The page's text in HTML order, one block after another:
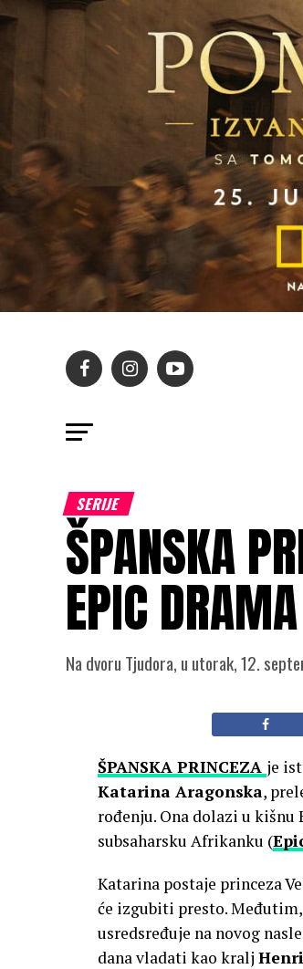
SERIJE
ŠPANSKA
EPIC DRAMA
Na dvoru Tjudora, u utorak, 12.
ŠPANSKA PRINCEZA je
Katarina Aragonska,
rođenju. Ona dolazi u
subsaharsku Afrikanku (
Katarina postaje princeza
će izgubiti presto.
usredsređuje na novog
dana vladati kao kralj